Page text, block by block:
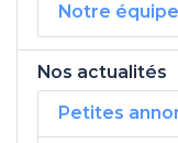
Notre équipe
Nos actualités
Petites